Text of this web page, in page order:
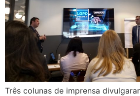
Três colunas de imprensa